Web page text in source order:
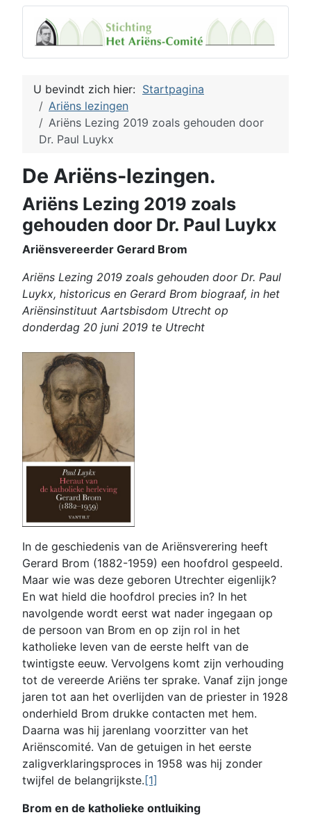
U bevindt zich hier: Startpagina
Ariëns lezingen
Ariëns Lezing 2019 zoals gehouden door
Dr. Paul Luykx
De Ariëns-lezingen.
Ariëns Lezing 2019 zoals
gehouden door Dr. Paul Luykx
Ariënsvereerder Gerard Brom
Ariëns Lezing 2019 zoals gehouden door Dr. Paul
Luykx, historicus en Gerard Brom biograaf, in het
Ariënsinstituut Aartsbisdom Utrecht op
donderdag 20 juni 2019 te Utrecht
In de geschiedenis van de Ariënsverering heeft
Gerard Brom (1882-1959) een hoofdrol gespeeld.
Maar wie was deze geboren Utrechter eigenlijk?
En wat hield die hoofdrol precies in? In het
navolgende wordt eerst wat nader ingegaan op
de persoon van Brom en op zijn rol in het
katholieke leven van de eerste helft van de
twintigste eeuw. Vervolgens komt zijn verhouding
tot de vereerde Ariëns ter sprake. Vanaf zijn jonge
jaren tot aan het overlijden van de priester in 1928
onderhield Brom drukke contacten met hem.
Daarna was hij jarenlang voorzitter van het
Ariënscomité. Van de getuigen in het eerste
zaligverklaringsproces in 1958 was hij zonder
twijfel de belangrijkste.[1]
Brom en de katholieke ontluiking